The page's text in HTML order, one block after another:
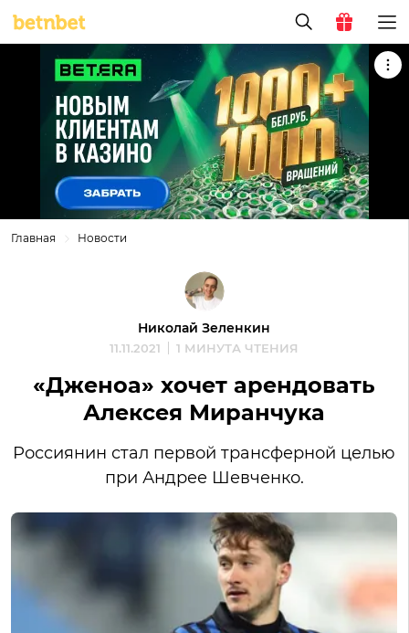
Главная Новости
Николай Зеленкин
11.11.2021 1 МИНУТА ЧТЕНИЯ
«Дженоа» хочет арендовать
Алексея Миранчука
Россиянин стал первой трансферной целью
при Андрее Шевченко.